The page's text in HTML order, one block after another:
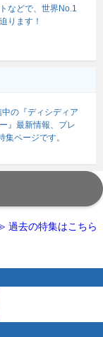
などで、世界No.1
ります！
の『ディシディア
』最新情報、プレ
ページです。
過去の特集はこちら